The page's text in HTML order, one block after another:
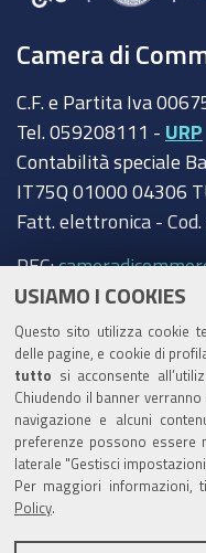
USIAMO I COOKIES
Questo sito utilizza cookie
delle pagine, e cookie di
tutto si acconsente
Chiudendo il banner
navigazione e alcuni
preferenze possono essere
laterale "Gestisci
Per maggiori informazioni,
Policy
Camera di
C.F. e Partita Iva
Tel. 059208111 - URP
Contabilità speciale
IT75Q 01000 04306
Fatt. elettronica - Cod.
PEC:
Trasparenza
Amministrazione
Albo Camerale
Pubblicità Legale
Area riservata